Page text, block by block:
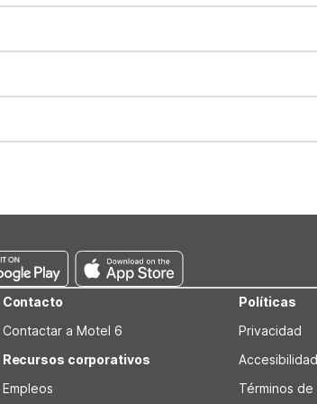
AM. Early check-in and late check-out
all registered guests in their rooms and
We also offer parking spaces for larger vehicles,
behaved pets are welcome per room. Please
Contacto
Contactar a Motel 6
Recursos corporativos
Empleos
Políticas
Privacidad
Términos de